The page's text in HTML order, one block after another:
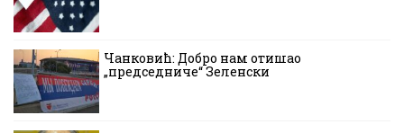
Чанковић: Добро нам отишао
„председниче“ Зеленски